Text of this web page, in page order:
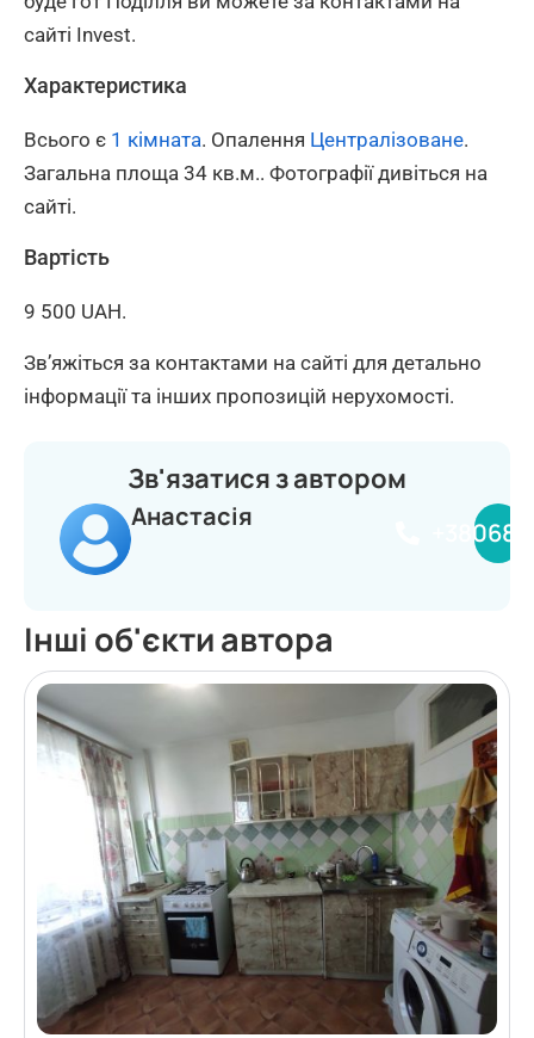
сайті Invest.
Характеристика
Всього є 1 кімната. Опалення Централізоване.
Загальна площа 34 кв.м.. Фотографії дивіться на
сайті.
Вартість
9 500 UAH.
Зв’яжіться за контактами на сайті для детально
інформації та інших пропозицій нерухомості.
Зв'язатися з автором
Анастасія
Інші об'єкти автора